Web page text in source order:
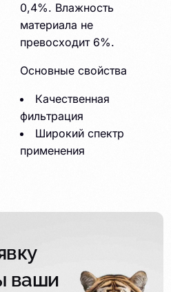
0,4%. Влажность
материала не
превосходит 6%.
Основные свойства
Качественная
фильтрация
Широкий спектр
применения
ваши